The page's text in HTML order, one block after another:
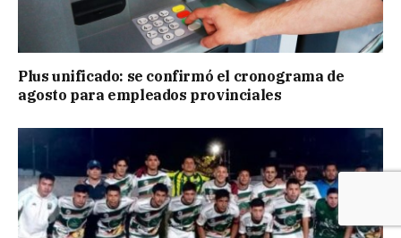
Plus unificado: se confirmó el cronograma de
agosto para empleados provinciales